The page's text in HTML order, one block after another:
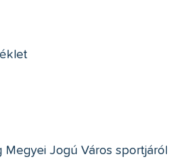
Megyei Jogú Város sportjáról